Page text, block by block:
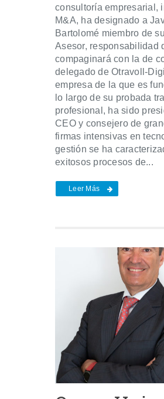
consultoría empresarial,
M&A, ha designado a
Bartolomé miembro de
Asesor, responsabilidad
compaginará con la de
delegado de Otravoll-
empresa de la que es
lo largo de su probada
profesional, ha sido
CEO y consejero de
firmas intensivas en
gestión se ha
exitosos procesos de...
Leer Más